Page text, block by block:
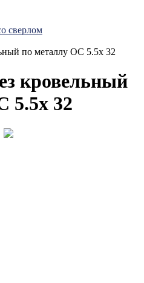
сверлом
по металлу ОС 5.5х 32
кровельный
5.5х 32